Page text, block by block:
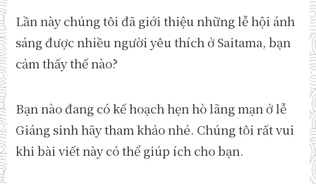
Lần này chúng tôi đã giới thiệu những lễ hội ánh
sáng được nhiều người yêu thích ở Saitama, bạn
cảm thấy thế nào?
Bạn nào đang có kế hoạch hẹn hò lãng mạn ở lễ
Giáng sinh hãy tham khảo nhé. Chúng tôi rất vui
khi bài viết này có thể giúp ích cho bạn.